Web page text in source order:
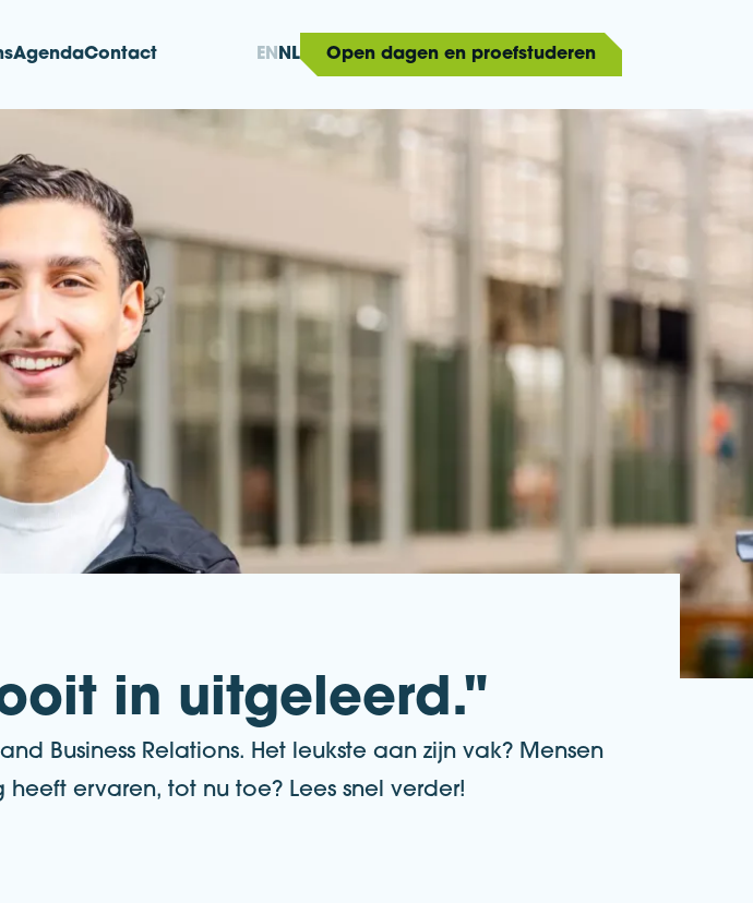
AgendaContact EN NL Open dagen en proefstuderen
in uitgeleerd."
Business Relations. Het leukste aan zijn vak? Mensen
ervaren, tot nu toe? Lees snel verder!